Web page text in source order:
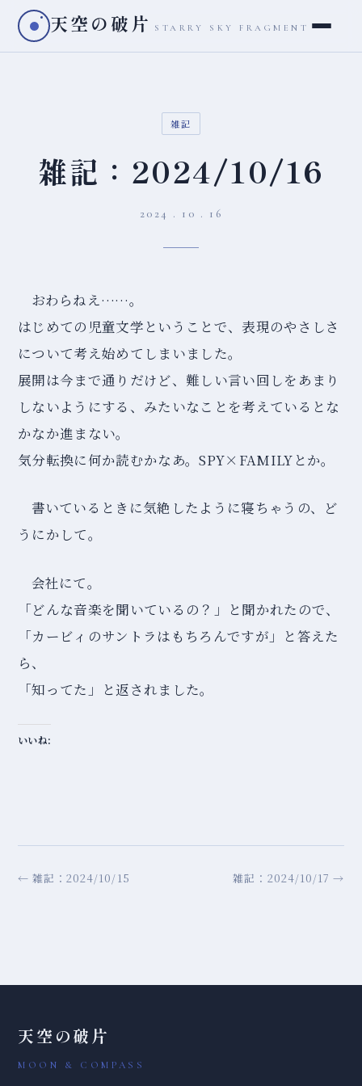
天空の破片 STARRY SKY FRAGMENT
雑記
雑記：2024/10/16
2024 . 10 . 16
おわらねえ……。
はじめての児童文学ということで、表現のやさしさ
について考え始めてしまいました。
展開は今まで通りだけど、難しい言い回しをあまり
しないようにする、みたいなことを考えているとな
かなか進まない。
気分転換に何か読むかなあ。SPY×FAMILYとか。
書いているときに気絶したように寝ちゃうの、ど
うにかして。
会社にて。
「どんな音楽を聞いているの？」と聞かれたので、
「カービィのサントラはもちろんですが」と答えた
ら、
「知ってた」と返されました。
いいね:
← 雑記：2024/10/15 雑記：2024/10/17 →
天空の破片
MOON & COMPASS